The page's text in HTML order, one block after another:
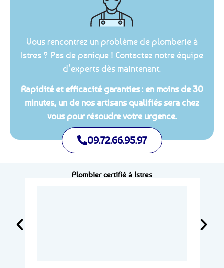
Vous rencontrez un problème de plomberie à
Istres ? Pas de panique ! Contactez notre équipe
d’experts dès maintenant.
Rapidité et efficacité garanties : en moins de 30
minutes, un de nos artisans qualifiés sera chez
vous pour résoudre votre urgence.
09.72.66.95.97
Plombier certifié à Istres